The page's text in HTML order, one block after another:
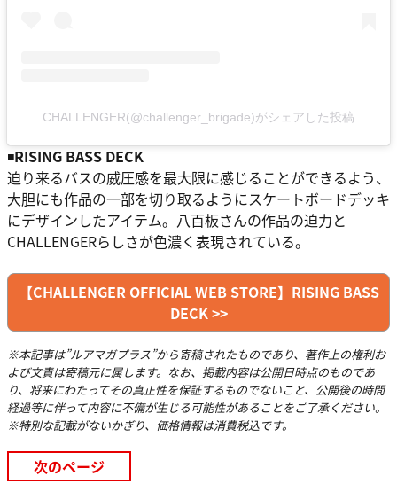
CHALLENGER(@challenger_brigade)がシェアした投稿
◾️RISING BASS DECK
迫り来るバスの威圧感を最大限に感じることができるよう、
大胆にも作品の一部を切り取るようにスケートボードデッキ
にデザインしたアイテム。八百板さんの作品の迫力と
CHALLENGERらしさが色濃く表現されている。
【CHALLENGER OFFICIAL WEB STORE】RISING BASS
DECK >>
※本記事は”ルアマガプラス”から寄稿されたものであり、著作上の権利お
よび文責は寄稿元に属します。なお、掲載内容は公開日時点のものであ
り、将来にわたってその真正性を保証するものでないこと、公開後の時間
経過等に伴って内容に不備が生じる可能性があることをご了承ください。
※特別な記載がないかぎり、価格情報は消費税込です。
次のページ